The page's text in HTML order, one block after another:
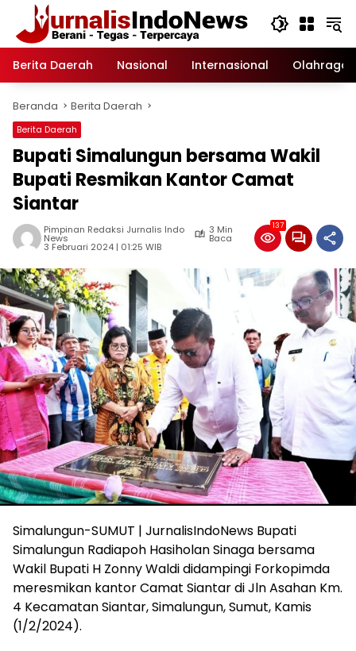
Langsung
konten
Berita Daerah
Nasional Internasional Olahraga
Beranda Berita Daerah
Berita Daerah
Bupati Simalungun bersama Wakil
Bupati Resmikan Kantor Camat
Siantar
Pimpinan Redaksi Jurnalis Indo
News
3 Min
Baca
3 Februari 2024 | 01:25 WIB
137
Simalungun-SUMUT | JurnalisIndoNews Bupati
Simalungun Radiapoh Hasiholan Sinaga bersama
Wakil Bupati H Zonny Waldi didampingi Forkopimda
meresmikan kantor Camat Siantar di Jln Asahan Km.
4 Kecamatan Siantar, Simalungun, Sumut, Kamis
(1/2/2024).